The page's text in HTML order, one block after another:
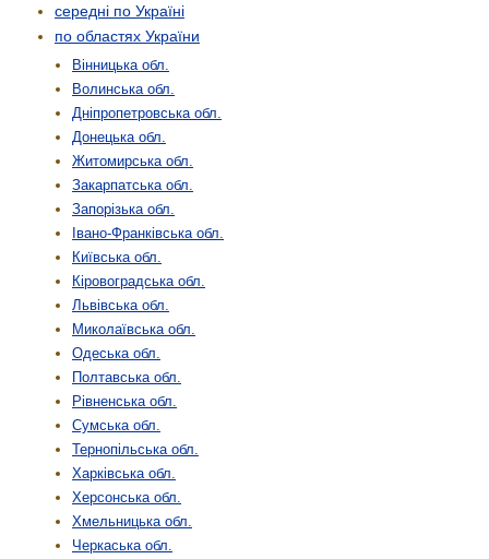
середні по Україні
по областях України
Вінницька обл.
Волинська обл.
Дніпропетровська обл.
Донецька обл.
Житомирська обл.
Закарпатська обл.
Запорізька обл.
Івано-Франківська обл.
Київська обл.
Кіровоградська обл.
Львівська обл.
Миколаївська обл.
Одеська обл.
Полтавська обл.
Рівненська обл.
Сумська обл.
Тернопільська обл.
Харківська обл.
Херсонська обл.
Хмельницька обл.
Черкаська обл.